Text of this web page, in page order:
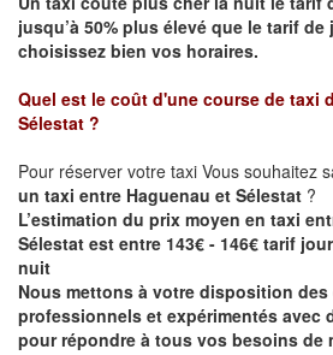
jusqu’à 50% plus élevé que le tarif
choisissez bien vos horaires.
Quel est le coût d'une course de taxi
Sélestat ?
Pour réserver votre taxi Vous souhaitez
un taxi entre Haguenau et Sélestat ?
L’estimation du prix moyen en taxi
Sélestat est entre 143€ - 146€ tarif
nuit
Nous mettons à votre disposition
professionnels et expérimentés avec
pour répondre à tous vos besoins de